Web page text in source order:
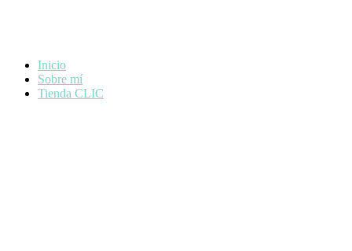
Inicio
Sobre mí
Tienda CLIC